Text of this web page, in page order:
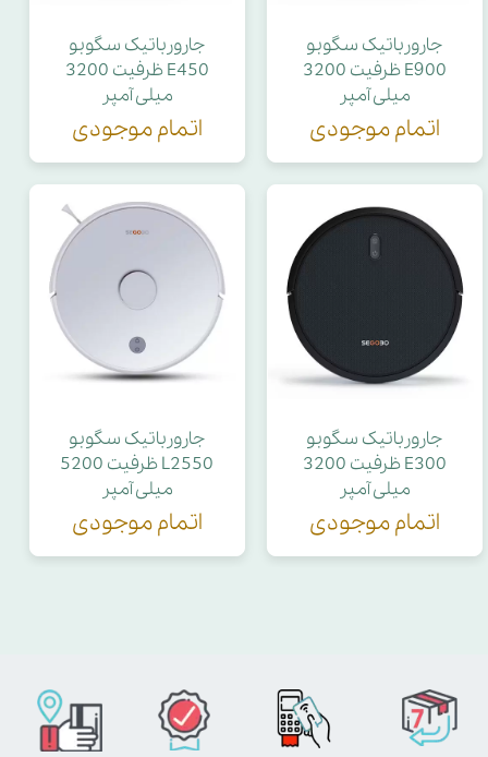
جارورباتیک سگوبو
E900 ظرفیت 3200
میلی آمپر
اتمام موجودی
جارورباتیک سگوبو
E450 ظرفیت 3200
میلی آمپر
اتمام موجودی
جارورباتیک سگوبو
E300 ظرفیت 3200
میلی آمپر
اتمام موجودی
جارورباتیک سگوبو
L2550 ظرفیت 5200
میلی آمپر
اتمام موجودی